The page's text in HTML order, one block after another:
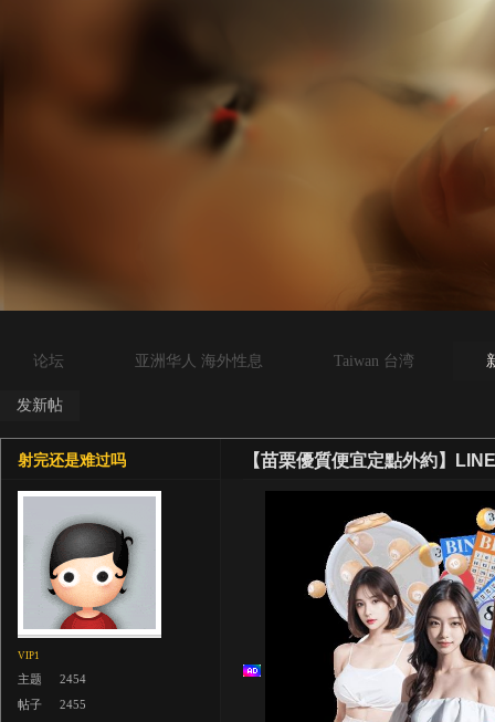
论坛 亚洲华人 海外性息 Taiwan 台湾
发新帖
【苗栗優質便宜定點外約】
射完还是难过吗
VIP1
主题
2454
帖子
2455